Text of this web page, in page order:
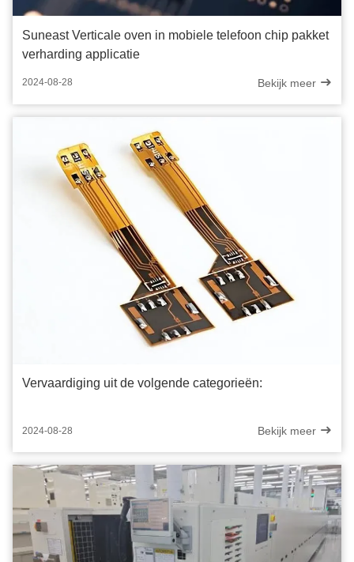
Suneast Verticale oven in mobiele telefoon chip pakket
verharding applicatie
2024-08-28 Bekijk meer
Vervaardiging uit de volgende categorieën:
2024-08-28 Bekijk meer